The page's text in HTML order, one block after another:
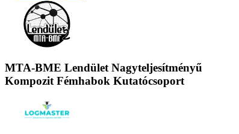
MTA-BME Lendület Nagyteljesítményű
Kompozit Fémhabok Kutatócsoport